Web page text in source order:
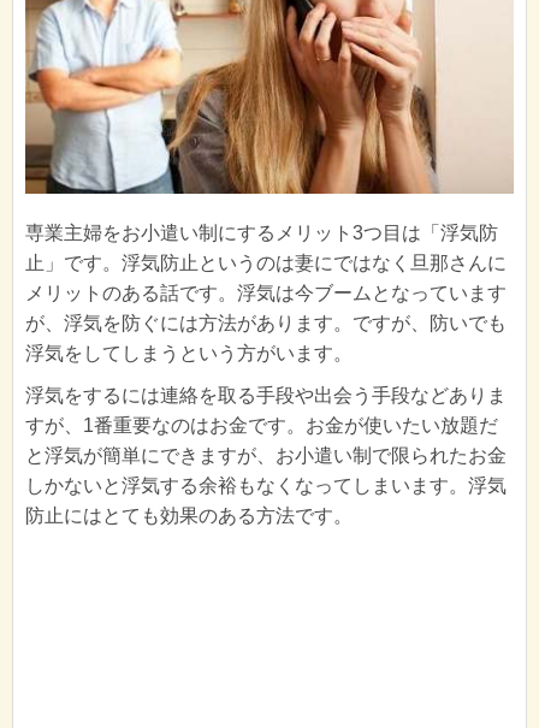
専業主婦をお小遣い制にするメリット3つ目は「浮気防
止」です。浮気防止というのは妻にではなく旦那さんに
メリットのある話です。浮気は今ブームとなっています
が、浮気を防ぐには方法があります。ですが、防いでも
浮気をしてしまうという方がいます。
浮気をするには連絡を取る手段や出会う手段などありま
すが、1番重要なのはお金です。お金が使いたい放題だ
と浮気が簡単にできますが、お小遣い制で限られたお金
しかないと浮気する余裕もなくなってしまいます。浮気
防止にはとても効果のある方法です。